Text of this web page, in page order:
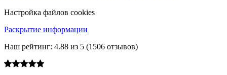
Настройка файлов cookies
Раскрытие информации
Наш рейтинг: 4.88 из 5 (1506 отзывов)